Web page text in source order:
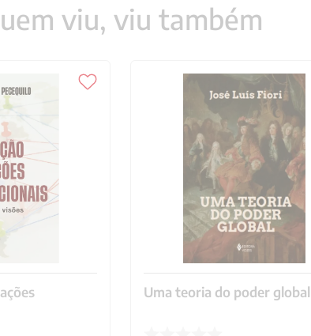
218 Caso n. 5 –
220 Parte V
247 17 –
257
265 A “Casa dos
de Belo
Paulo, 269 20 –
Calú, 274
Carlos Nicolau
de Almeida,
I – Glossário
– Desaparecidos
contra a
viu, viu também
Uma teoria do poder global